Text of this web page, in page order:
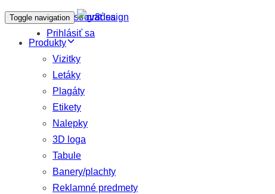
Zaregistrovať sa
Prihlásiť sa
Toggle navigation
Produkty
Vizitky
Letáky
Plagáty
Etikety
Nalepky
3D loga
Tabule
Banery/plachty
Reklamné predmety